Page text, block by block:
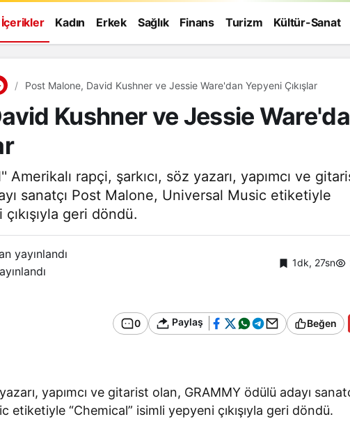
Kadın Erkek Sağlık Finans Turizm Kültür-Sanat
Post Malone, David Kushner ve Jessie Ware'dan Yepyeni Çıkışlar
Kushner ve Jessie
rapçi, şarkıcı, söz yazarı, yapımcı ve
sanatçı Post Malone, Universal Music etiketiyle
geri döndü.
yayınlandı
1dk, 27sn
0 Paylaş Beğen
yapımcı ve gitarist olan, GRAMMY ödülü adayı
etiketiyle “Chemical” isimli yepyeni çıkışıyla geri döndü.
Bir Erkek Bir Kadına